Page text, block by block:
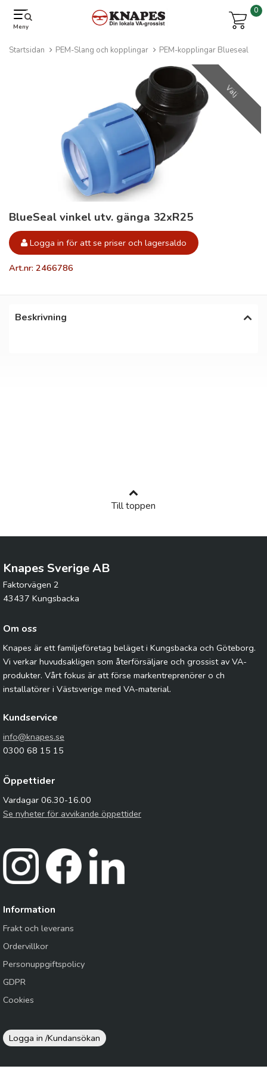
Meny
0
Startsidan PEM-Slang och kopplingar PEM-kopplingar Blueseal
Välj
BlueSeal vinkel utv. gänga 32xR25
Logga in för att se priser och lagersaldo
Art.nr: 2466786
Beskrivning
Till toppen
Knapes Sverige AB
Faktorvägen 2
43437 Kungsbacka
Om oss
Knapes är ett familjeföretag beläget i Kungsbacka och Göteborg.
Vi verkar huvudsakligen som återförsäljare och grossist av VA-
produkter. Vårt fokus är att förse markentreprenörer o ch
installatörer i Västsverige med VA-material.
Kundservice
info@knapes.se
0300 68 15 15
Öppettider
Vardagar 06.30-16.00
Se nyheter för avvikande öppettider
Information
Frakt och leverans
Ordervillkor
Personuppgiftspolicy
GDPR
Cookies
Logga in /Kundansökan